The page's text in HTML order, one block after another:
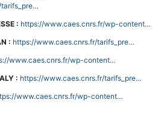
: https://www.caes.cnrs.fr/wp-content…
: https://www.caes.cnrs.fr/tarifs_pre…
www.caes.cnrs.fr/wp-content…
: https://www.caes.cnrs.fr/tarifs_pre…
www.caes.cnrs.fr/wp-content…